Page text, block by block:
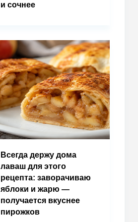
и сочнее
Всегда держу дома
лаваш для этого
рецепта: заворачиваю
яблоки и жарю —
получается вкуснее
пирожков